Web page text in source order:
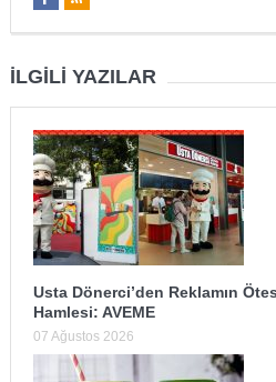
İLGILI YAZILAR
Usta Dönerci’den Reklamın
Hamlesi: AVEME
07 Ağustos 2026